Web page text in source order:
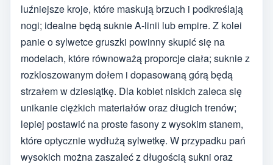
luźniejsze kroje, które maskują brzuch i podkreślają
nogi; idealne będą suknie A-linii lub empire. Z kolei
panie o sylwetce gruszki powinny skupić się na
modelach, które równoważą proporcje ciała; suknie z
rozkloszowanym dołem i dopasowaną górą będą
strzałem w dziesiątkę. Dla kobiet niskich zaleca się
unikanie ciężkich materiałów oraz długich trenów;
lepiej postawić na proste fasony z wysokim stanem,
które optycznie wydłużą sylwetkę. W przypadku pań
wysokich można zaszaleć z długością sukni oraz